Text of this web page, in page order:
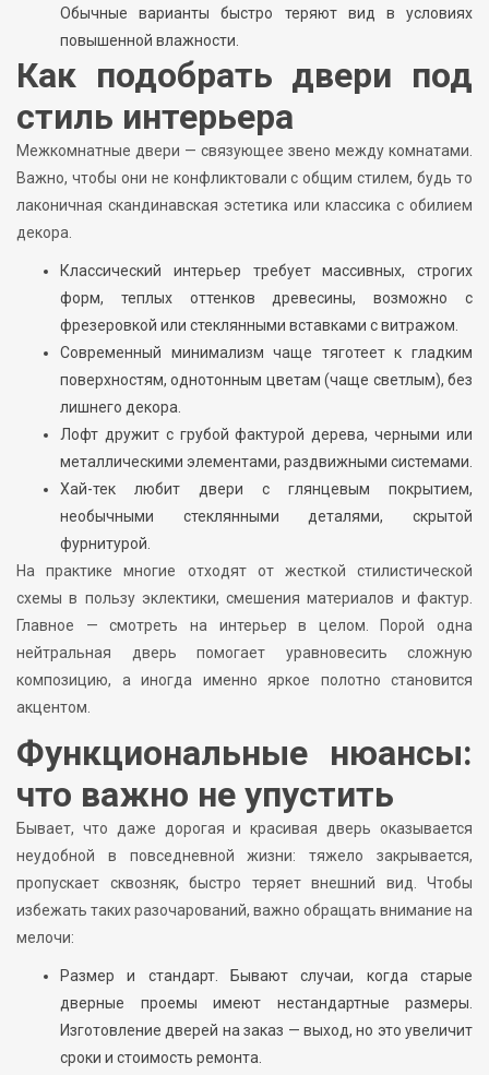
Обычные варианты быстро теряют вид в условиях
повышенной влажности.
Как подобрать двери под
стиль интерьера
Межкомнатные двери — связующее звено между комнатами.
Важно, чтобы они не конфликтовали с общим стилем, будь то
лаконичная скандинавская эстетика или классика с обилием
декора.
Классический интерьер требует массивных, строгих
форм, теплых оттенков древесины, возможно с
фрезеровкой или стеклянными вставками с витражом.
Современный минимализм чаще тяготеет к гладким
поверхностям, однотонным цветам (чаще светлым), без
лишнего декора.
Лофт дружит с грубой фактурой дерева, черными или
металлическими элементами, раздвижными системами.
Хай-тек любит двери с глянцевым покрытием,
необычными стеклянными деталями, скрытой
фурнитурой.
На практике многие отходят от жесткой стилистической
схемы в пользу эклектики, смешения материалов и фактур.
Главное — смотреть на интерьер в целом. Порой одна
нейтральная дверь помогает уравновесить сложную
композицию, а иногда именно яркое полотно становится
акцентом.
Функциональные нюансы:
что важно не упустить
Бывает, что даже дорогая и красивая дверь оказывается
неудобной в повседневной жизни: тяжело закрывается,
пропускает сквозняк, быстро теряет внешний вид. Чтобы
избежать таких разочарований, важно обращать внимание на
мелочи:
Размер и стандарт. Бывают случаи, когда старые
дверные проемы имеют нестандартные размеры.
Изготовление дверей на заказ — выход, но это увеличит
сроки и стоимость ремонта.